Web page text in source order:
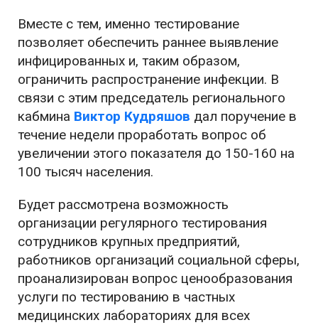
Вместе с тем, именно тестирование
позволяет обеспечить раннее выявление
инфицированных и, таким образом,
ограничить распространение инфекции. В
связи с этим председатель регионального
кабмина Виктор Кудряшов дал поручение в
течение недели проработать вопрос об
увеличении этого показателя до 150-160 на
100 тысяч населения.
Будет рассмотрена возможность
организации регулярного тестирования
сотрудников крупных предприятий,
работников организаций социальной сферы,
проанализирован вопрос ценообразования
услуги по тестированию в частных
медицинских лабораториях для всех